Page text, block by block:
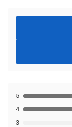
3
4
5